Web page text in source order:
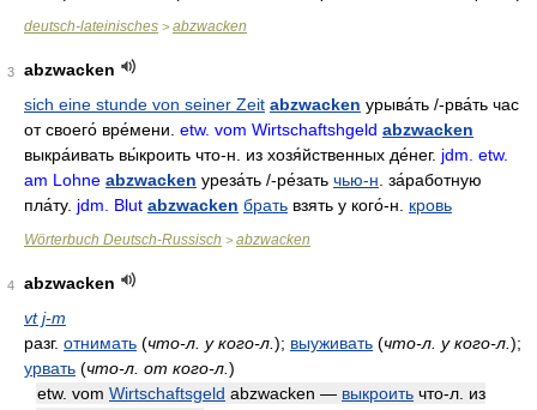
deutsch-lateinisches > abzwacken
3
abzwacken
sich eine stunde von seiner Zeit abzwacken урыва́ть /-рва́ть час
от своего́ вре́мени etw. vom Wirtschaftshgeld abzwacken
выкра́ивать вы́кроить что-н из хозя́йственных де́нег. jdm. etw.
am Lohne abzwacken уреза́ть /-ре́зать чью-н за́работную
пла́ту. jdm. Blut abzwacken брать взять у кого́-н кровь
Wörterbuch Deutsch-Russisch > abzwacken
4
abzwacken
vt j-m
разг. отнимать (что-л. у кого-л. ); выуживать (что-л. у кого-л. );
урвать (что-л. от кого-л. )
etw. vom Wirtschaftsgeld abzwacken — выкроить что-л. из